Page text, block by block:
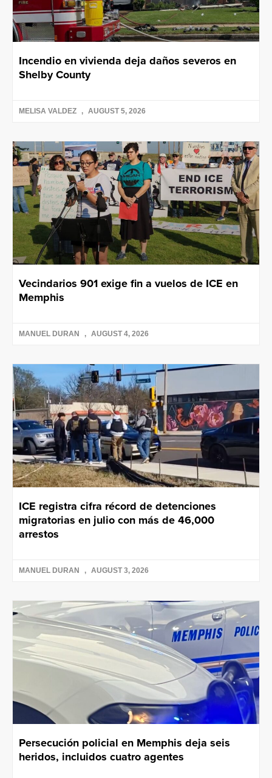
Incendio en vivienda deja daños severos en
Shelby County
MELISA VALDEZ AUGUST 5, 2026
Vecindarios 901 exige fin a vuelos de ICE en
Memphis
MANUEL DURAN AUGUST 4, 2026
ICE registra cifra récord de detenciones
migratorias en julio con más de 46,000
arrestos
MANUEL DURAN AUGUST 3, 2026
Persecución policial en Memphis deja seis
heridos, incluidos cuatro agentes